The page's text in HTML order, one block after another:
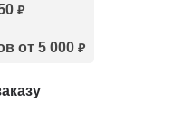
₽
от 5 000 ₽